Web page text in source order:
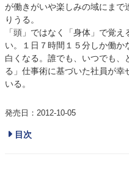
が働きがいや楽しみの域にまで
りうる。
「頭」ではなく「身体」で覚
い。１日７時間１５分しか働
白くなる。誰でも、いつでも、
る」仕事術に基づいた社員が
いる。
発売日：2012-10-05
目次